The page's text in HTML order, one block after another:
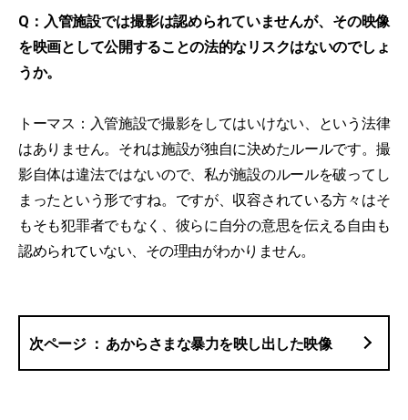
Q：入管施設では撮影は認められていませんが、その映像
を映画として公開することの法的なリスクはないのでしょ
うか。
トーマス：入管施設で撮影をしてはいけない、という法律
はありません。それは施設が独自に決めたルールです。撮
影自体は違法ではないので、私が施設のルールを破ってし
まったという形ですね。ですが、収容されている方々はそ
もそも犯罪者でもなく、彼らに自分の意思を伝える自由も
認められていない、その理由がわかりません。
あからさまな暴力を映し出した映像